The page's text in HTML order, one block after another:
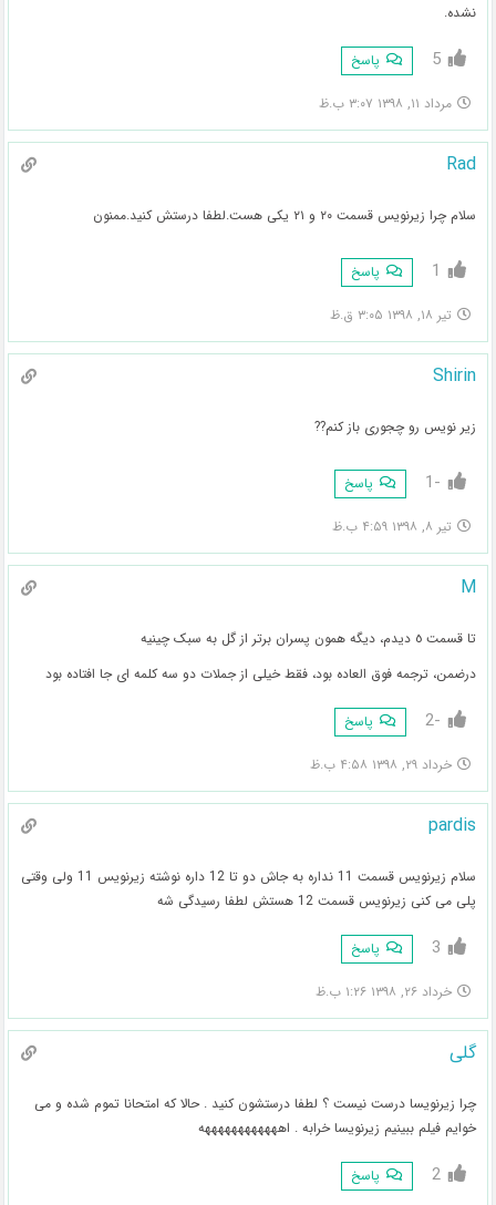
نشده.
5 پاسخ
مرداد ۱۱, ۱۳۹۸ ۳:۰۷ ب.ظ
Rad
سلام چرا زیرنویس قسمت ۲۰ و ۲۱ یکی هست.لطفا درستش کنید.ممنون
1 پاسخ
تیر ۱۸, ۱۳۹۸ ۳:۰۵ ق.ظ
Shirin
زیر نویس رو چجوری باز کنم??
-1 پاسخ
تیر ۸, ۱۳۹۸ ۴:۵۹ ب.ظ
M
تا قسمت ٥ دیدم، دیگه همون پسران برتر از گل به سبک چینیه
درضمن، ترجمه فوق العاده بود، فقط خیلی از جملات دو سه کلمه ای جا افتاده بود
-2 پاسخ
خرداد ۲۹, ۱۳۹۸ ۴:۵۸ ب.ظ
pardis
سلام زیرنویس قسمت 11 نداره به جاش دو تا 12 داره نوشته زیرنویس 11 ولی وقتی
پلی می کنی زیرنویس قسمت 12 هستش لطفا رسیدگی شه
3 پاسخ
خرداد ۲۶, ۱۳۹۸ ۱:۲۶ ب.ظ
گلی
چرا زیرنویسا درست نیست ؟ لطفا درستشون کنید . حالا که امتحانا تموم شده و می
خوایم فیلم ببینیم زیرنویسا خرابه . اههههههههههههه
2 پاسخ